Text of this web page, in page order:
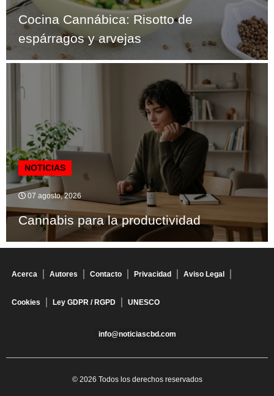
Cocina Cannábica: Risotto de
espárragos y arvejas
NOTICIAS
07 agosto, 2026
Cannabis para la productividad
Acerca Autores Contacto Privacidad Aviso Legal
Cookies Ley GDPR / RGPD UNESCO
info@noticiascbd.com
© 2026 Todos los derechos reservados